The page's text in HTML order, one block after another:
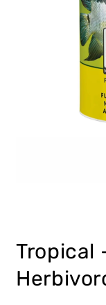
ventana
modal
Tropical